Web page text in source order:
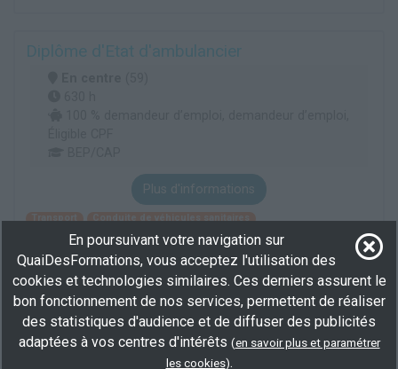
Diplôme d'Etat d'ambulancier
Plus d'informations
Voir toutes les formations
Elargisez votre recherche en consultant les
formations en
conduite de véhicules sanitaires à Lille
formations ambulancier
En poursuivant votre navigation sur
QuaiDesFormations, vous acceptez l'utilisation des
cookies et technologies similaires. Ces derniers assurent le
bon fonctionnement de nos services, permettent de réaliser
des statistiques d'audience et de diffuser des publicités
adaptées à vos centres d'intérêts (en savoir plus et paramétrer
les cookies).